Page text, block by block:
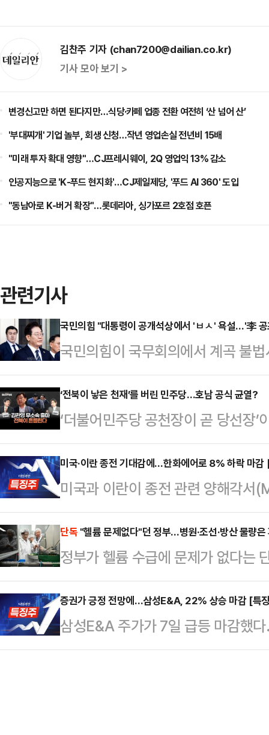
김찬주 기자 (chan7200@dailian.co.kr)
기사 모아 보기 >
변경신고만 하면 된다지만…식당·카페 업종 전환 여전히 ‘산 넘어 산’
'부대찌개' 기업 놀부, 회생 신청…작년 영업손실 전년비 15배
"미래 투자 확대 영향"…CJ프레시웨이, 2Q 영업익 13% 감소
인공지능으로 'K-푸드 현지화'…CJ제일제당, '푸드 AI 360' 도입
"동남아로 K-버거 확장"…롯데리아, 싱가포르 2호점 호픈
관련기사
국민의힘 "대통령이 공개석상에서 'ㅂㅅ' 욕설…'李
국민의힘이 국무회의에서 계곡 불
히 넘어가면 고마워하는 것이 아니
발언한 이재명 대통령을 향해 "온
직접 욕설을 연상시키는 비속어를
악을 금치 못하고 있다"고 지적했
을 내어 "이재명 대통령이 국무회
당히 하면 뒤에서 비읍시옷 욕한다'
설'의 재현에 절망한다"…
‘전북이 낳은 천재’를 버린 민주당…호남 공식 균열?
‘더불어민주당 공천장이 곧 당선장
리기사비 명목의 현금 살포 의혹으
치도지사가 7일 오전 전북도의회
스로를 ‘무소속 후보’가 아닌 ‘도민
이 아닌 도민의 판단을, 중앙의 결
다.6일 데일리안TV 생방송 ‘용산의
데일리안 정치부장은 이 사태의 본
에서 김관영 지사가…
미국·이란 종전 기대감에…한화에어로 8% 하락 마
미국과 이란이 종전 관련 양해각서
일 국내증시에서 방위산업 관련주
날 코스피 시장에서 한화에어로스
7000원에 장을 마쳤다.LIG디펜스
11.54% 급락한 86만6000원에 마
10.31%, 2.82% 하락세를 나타냈
논의 중이라고 공식 확인함에 따라
이 본격화한 모양…
단독 "헬륨 문제없다"던 정부…병원·조선·방산 물량은
정부가 헬륨 수급에 문제가 없다는
은 반도체·디스플레이 업종에 한정
비반도체 분야를 중심으로 공급 차
도체 대기업 중심의 수급 상황을 산
냐는 비판이 나온다.7일 국민의힘
증권가 긍정 전망에…삼성E&A, 22% 상승 마감 [특
삼성E&A 주가가 7일 급등 마감했
에서 삼성E&A는 전장 대비